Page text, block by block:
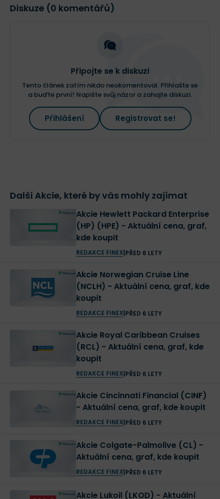
Diskuze (0 komentářů)
Připojte se k diskuzi
Tento článek zatím nikdo neokomentoval. Přihlašte se
a buďte první! Napište svůj názor a zahajte diskuzi.
Přihlášení Registrovat se!
Další Akcie, které by vás mohly zajímat
Akcie Hewlett Packard Enterprise
(HP) (HPE) - Aktuální cena, graf,
kde koupit
REDAKCE FINEX| PŘED 6 LETY
Akcie Norwegian Cruise Line
(NCLH) - Aktuální cena, graf, kde
koupit
REDAKCE FINEX| PŘED 6 LETY
Akcie Royal Caribbean Cruises
(RCL) - Aktuální cena, graf, kde
koupit
REDAKCE FINEX| PŘED 6 LETY
Akcie Cincinnati Financial (CINF)
- Aktuální cena, graf, kde koupit
REDAKCE FINEX| PŘED 6 LETY
Akcie Colgate-Palmolive (CL) -
Aktuální cena, graf, kde koupit
REDAKCE FINEX| PŘED 6 LETY
Akcie Lukoil (LKOD) - Aktuální